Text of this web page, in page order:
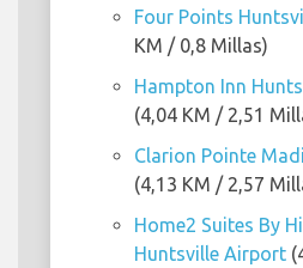
Four Points
KM / 0,8 Millas)
Hampton Inn
(4,04 KM / 2,51
Clarion Pointe
(4,13 KM / 2,57
Home2 Suites By
Huntsville Airport